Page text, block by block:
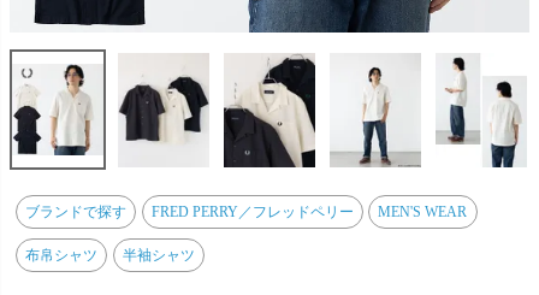
ブランドで探す FRED PERRY／フレッドペリー MEN'S WEAR
布帛シャツ 半袖シャツ